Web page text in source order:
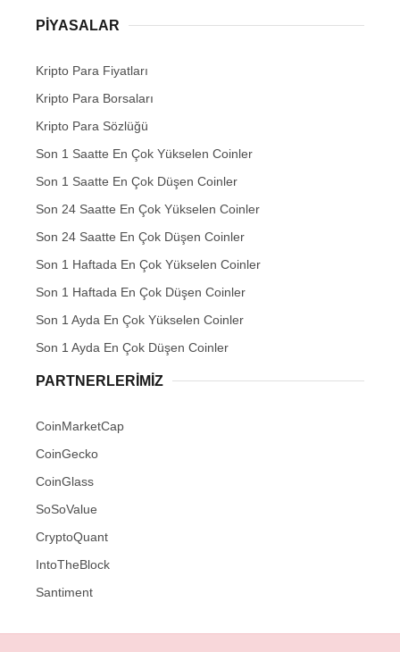
PIYASALAR
Kripto Para Fiyatları
Kripto Para Borsaları
Kripto Para Sözlüğü
Son 1 Saatte En Çok Yükselen Coinler
Son 1 Saatte En Çok Düşen Coinler
Son 24 Saatte En Çok Yükselen Coinler
Son 24 Saatte En Çok Düşen Coinler
Son 1 Haftada En Çok Yükselen Coinler
Son 1 Haftada En Çok Düşen Coinler
Son 1 Ayda En Çok Yükselen Coinler
Son 1 Ayda En Çok Düşen Coinler
PARTNERLERIMIZ
CoinMarketCap
CoinGecko
CoinGlass
SoSoValue
CryptoQuant
IntoTheBlock
Santiment